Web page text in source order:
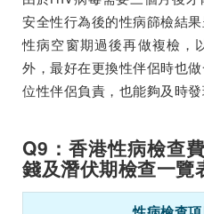
安全性行為後的性病篩檢結
性病空窗期過後再做複檢，
外，最好在更換性伴侶時也
位性伴侶負責，也能夠及時發
Q9：香港性病檢查
錢及潛伏期檢查一覽